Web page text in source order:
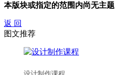
本版块或指定的范围内尚无主题
返 回
图文推荐